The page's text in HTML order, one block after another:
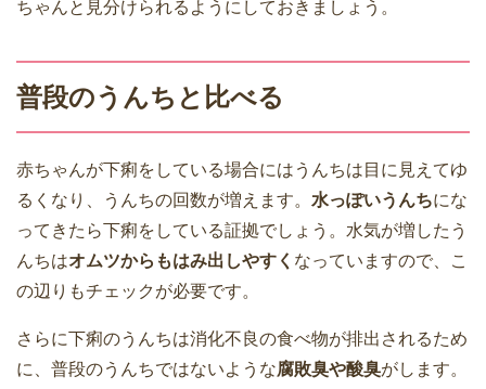
ちゃんと見分けられるようにしておきましょう。
普段のうんちと比べる
赤ちゃんが下痢をしている場合にはうんちは目に見えてゆ
るくなり、うんちの回数が増えます。 水っぽいうんちにな
ってきたら下痢をしている証拠でしょう。水気が増したう
んちはオムツからもはみ出しやすく なっていますので、こ
の辺りもチェックが必要です。
さらに下痢のうんちは消化不良の食べ物が排出されるため
に、普段のうんちではないような腐敗臭や酸臭がします。